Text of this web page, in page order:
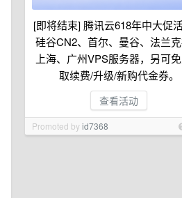
[即将结束] 腾讯云618年中大促活
硅谷CN2、首尔、曼谷、法兰克
上海、广州VPS服务器，另可
取续费/升级/新购代金券。
查看活动
Promoted byid7368